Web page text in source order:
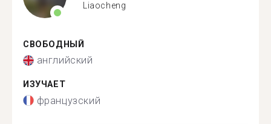
Liaocheng
СВОБОДНЫЙ
английский
ИЗУЧАЕТ
французский